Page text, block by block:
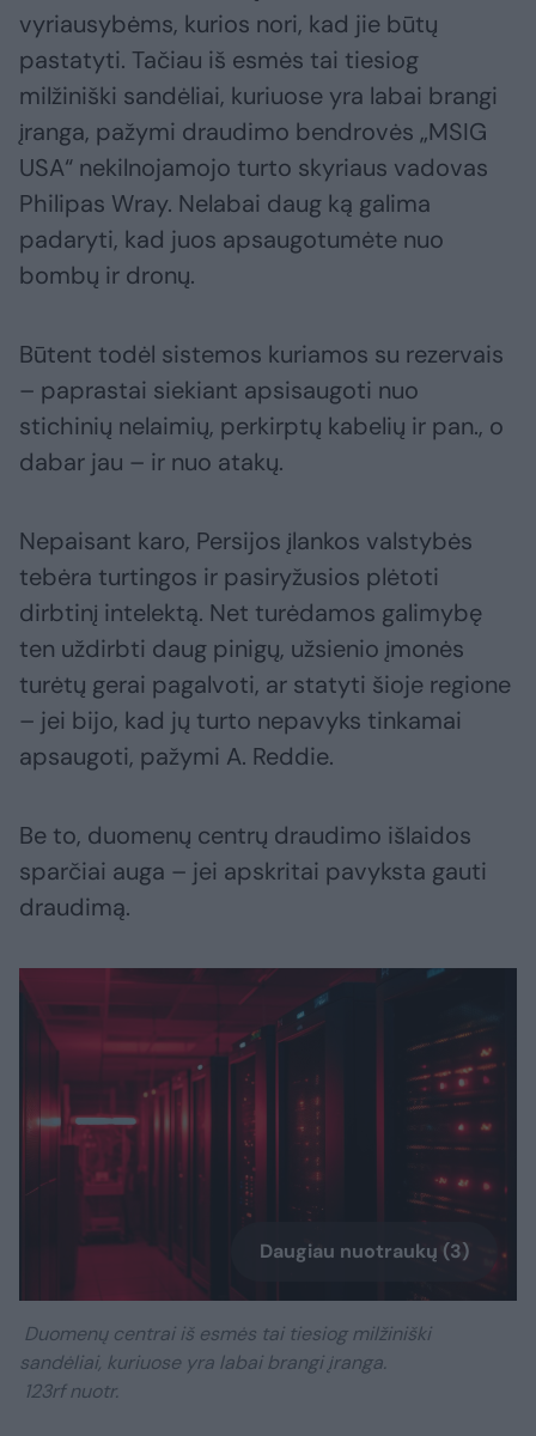
vyriausybėms, kurios nori, kad jie būtų
pastatyti. Tačiau iš esmės tai tiesiog
milžiniški sandėliai, kuriuose yra labai brangi
įranga, pažymi draudimo bendrovės „MSIG
USA“ nekilnojamojo turto skyriaus vadovas
Philipas Wray. Nelabai daug ką galima
padaryti, kad juos apsaugotumėte nuo
bombų ir dronų.
Būtent todėl sistemos kuriamos su rezervais
– paprastai siekiant apsisaugoti nuo
stichinių nelaimių, perkirptų kabelių ir pan., o
dabar jau – ir nuo atakų.
Nepaisant karo, Persijos įlankos valstybės
tebėra turtingos ir pasiryžusios plėtoti
dirbtinį intelektą. Net turėdamos galimybę
ten uždirbti daug pinigų, užsienio įmonės
turėtų gerai pagalvoti, ar statyti šioje regione
– jei bijo, kad jų turto nepavyks tinkamai
apsaugoti, pažymi A. Reddie.
Be to, duomenų centrų draudimo išlaidos
sparčiai auga – jei apskritai pavyksta gauti
draudimą.
Daugiau nuotraukų (3)
Duomenų centrai iš esmės tai tiesiog milžiniški
sandėliai, kuriuose yra labai brangi įranga.
123rf nuotr.